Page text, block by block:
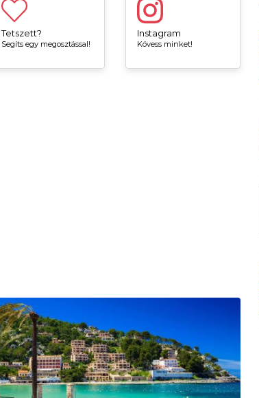
Tetszett?
Segíts egy megosztással!
Instagram
Kövess minket!